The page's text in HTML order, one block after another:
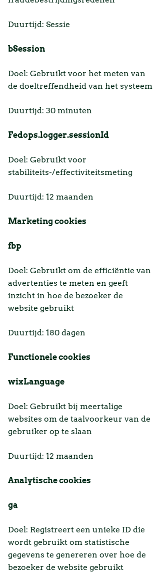
Duurtijd: Sessie
bSession
Doel: Gebruikt voor het meten van
de doeltreffendheid van het systeem
Duurtijd: 30 minuten
Fedops.logger.sessionId
Doel: Gebruikt voor
stabiliteits-/effectiviteitsmeting
Duurtijd: 12 maanden
Marketing cookies
fbp
Doel: Gebruikt om de efficiëntie van
advertenties te meten en geeft
inzicht in hoe de bezoeker de
website gebruikt
Duurtijd: 180 dagen
Functionele cookies
wixLanguage
Doel: Gebruikt bij meertalige
websites om de taalvoorkeur van de
gebruiker op te slaan
Duurtijd: 12 maanden
Analytische cookies
ga
Doel: Registreert een unieke ID die
wordt gebruikt om statistische
gegevens te genereren over hoe de
bezoeker de website gebruikt